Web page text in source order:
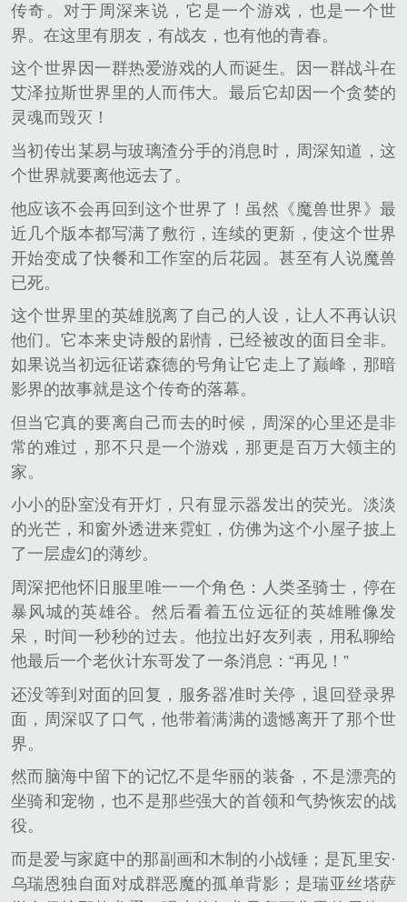
传奇。对于周深来说，它是一个游戏，也是一个世
界。在这里有朋友，有战友，也有他的青春。
这个世界因一群热爱游戏的人而诞生。因一群战斗在
艾泽拉斯世界里的人而伟大。最后它却因一个贪婪的
灵魂而毁灭！
当初传出某易与玻璃渣分手的消息时，周深知道，这
个世界就要离他远去了。
他应该不会再回到这个世界了！虽然《魔兽世界》最
近几个版本都写满了敷衍，连续的更新，使这个世界
开始变成了快餐和工作室的后花园。甚至有人说魔兽
已死。
这个世界里的英雄脱离了自己的人设，让人不再认识
他们。它本来史诗般的剧情，已经被改的面目全非。
如果说当初远征诺森德的号角让它走上了巅峰，那暗
影界的故事就是这个传奇的落幕。
但当它真的要离自己而去的时候，周深的心里还是非
常的难过，那不只是一个游戏，那更是百万大领主的
家。
小小的卧室没有开灯，只有显示器发出的荧光。淡淡
的光芒，和窗外透进来霓虹，仿佛为这个小屋子披上
了一层虚幻的薄纱。
周深把他怀旧服里唯一一个角色：人类圣骑士，停在
暴风城的英雄谷。然后看着五位远征的英雄雕像发
呆，时间一秒秒的过去。他拉出好友列表，用私聊给
他最后一个老伙计东哥发了一条消息：“再见！”
还没等到对面的回复，服务器准时关停，退回登录界
面，周深叹了口气，他带着满满的遗憾离开了那个世
界。
然而脑海中留下的记忆不是华丽的装备，不是漂亮的
坐骑和宠物，也不是那些强大的首领和气势恢宏的战
役。
而是爱与家庭中的那副画和木制的小战锤；是瓦里安·
乌瑞恩独自面对成群恶魔的孤单背影；是瑞亚丝塔萨